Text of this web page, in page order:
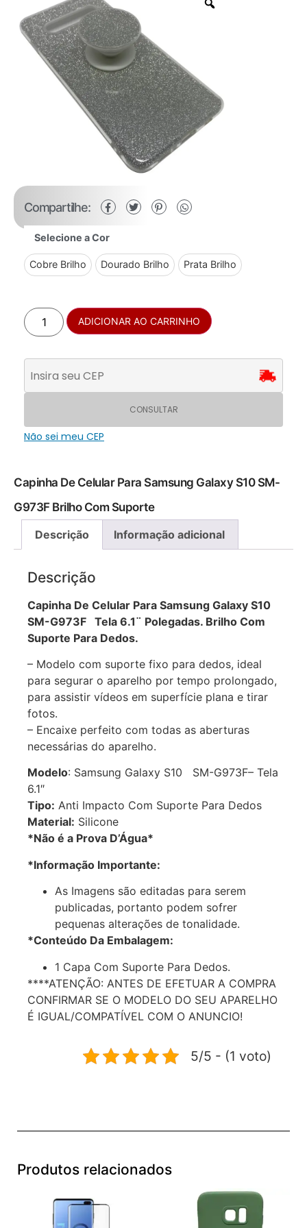
Capinha De Celular Para Samsung Galaxy S10 SM-
G973F Brilho Com Suporte
Descrição
Informação adicional
Descrição
Capinha De Celular Para Samsung Galaxy S10
SM-G973F Tela 6.1¨ Polegadas. Brilho Com
Suporte Para Dedos.
– Modelo com suporte fixo para dedos, ideal
para segurar o aparelho por tempo prolongado,
para assistir vídeos em superfície plana e tirar
fotos.
– Encaixe perfeito com todas as aberturas
necessárias do aparelho.
Modelo: Samsung Galaxy S10 SM-G973F– Tela
6.1″
Tipo: Anti Impacto Com Suporte Para Dedos
Material: Silicone
*Não é a Prova D’Água*
*Informação Importante:
As Imagens são editadas para serem
publicadas, portanto podem sofrer
pequenas alterações de tonalidade.
*Conteúdo Da Embalagem:
1 Capa Com Suporte Para Dedos.
****ATENÇÃO: ANTES DE EFETUAR A COMPRA
CONFIRMAR SE O MODELO DO SEU APARELHO
É IGUAL/COMPATÍVEL COM O ANUNCIO!
5/5 - (1 voto)
Compartilhe:
Selecione a Cor
Cobre Brilho Dourado Brilho Prata Brilho
ADICIONAR AO CARRINHO
CONSULTAR
Não sei meu CEP
Produtos relacionados